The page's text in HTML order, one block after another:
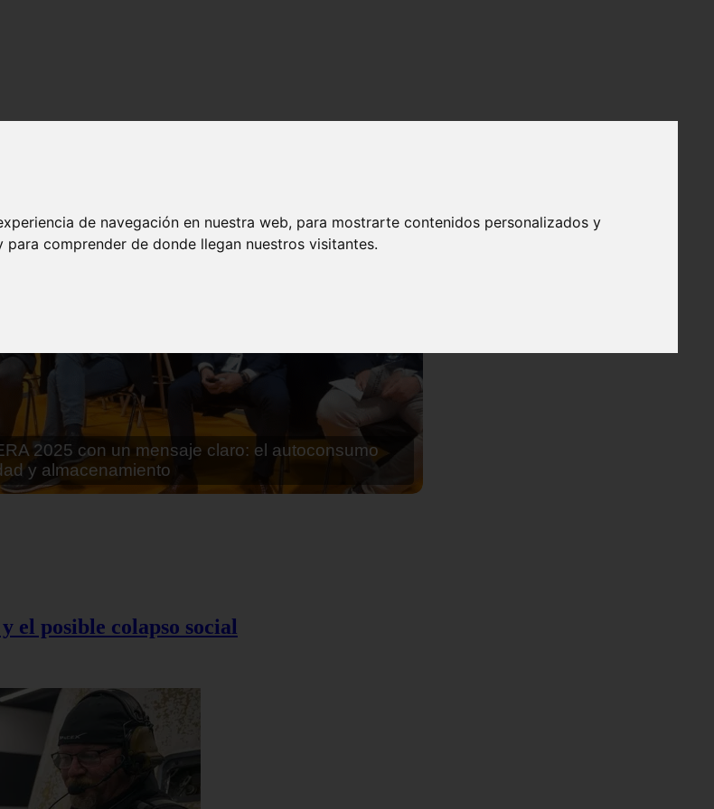
de navegación en nuestra web, para mostrarte contenidos personalizados y
comprender de donde llegan nuestros visitantes.
imposible: Utilizarán moléculas de agua para
el posible colapso social